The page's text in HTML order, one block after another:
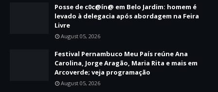
Posse de c0c@ín@ em Belo Jardim: homem é
levado à delegacia após abordagem na Feira
Livre
August 05, 2026
Festival Pernambuco Meu País reúne Ana
Carolina, Jorge Aragão, Maria Rita e mais em
Arcoverde; veja programação
August 05, 2026